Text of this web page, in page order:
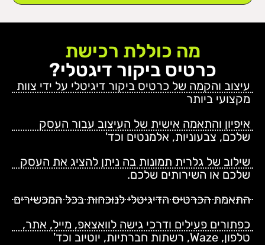
מה כוללת רכישת
כרטיס ביקור דיגטלי?
עיצוב והקמה של כרטיס ביקור דיגיטלי על ידי צוות
מקצועי ביותר
איפיון והתאמה אישית של העיצוב עבור העסק
שלכם, צבעוניות, אלמנטים וכד'
שילוב של גלרית תמונות בה ניתן להציג את העסק
שלכם או השירותים שלכם.
התאמת הכרטיס הדיגיטלי לנוכחות בכל המכשירים
כפתורים פעילים ודרכי גישה לוואצאפ, מייל, אתר,
טלפון, Waze, רשתות חברתיות, יוטיוב וכד'